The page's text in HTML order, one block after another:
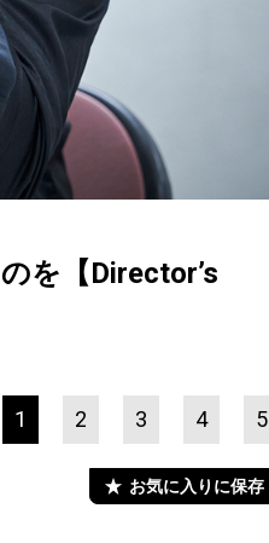
を【Director’s
1 2 3 4 5
お気に入りに保存